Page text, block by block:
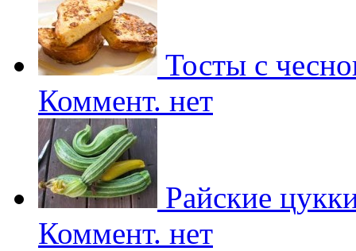
Тосты с
Коммент. нет
Райские
Коммент. нет